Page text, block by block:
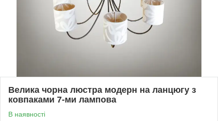
Велика чорна люстра модерн на ланцюгу з
ковпаками 7-ми лампова
В наявності